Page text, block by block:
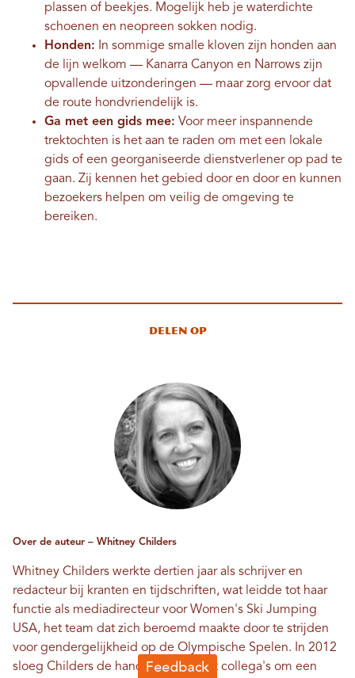
plassen of beekjes. Mogelijk heb je waterdichte
schoenen en neopreen sokken nodig.
Honden: In sommige smalle kloven zijn honden aan
de lijn welkom — Kanarra Canyon en Narrows zijn
opvallende uitzonderingen — maar zorg ervoor dat
de route hondvriendelijk is.
Ga met een gids mee: Voor meer inspannende
trektochten is het aan te raden om met een lokale
gids of een georganiseerde dienstverlener op pad te
gaan. Zij kennen het gebied door en door en kunnen
bezoekers helpen om veilig de omgeving te
bereiken.
Delen op
Over de auteur – Whitney Childers
Whitney Childers werkte dertien jaar als schrijver en
redacteur bij kranten en tijdschriften, wat leidde tot haar
functie als mediadirecteur voor Women's Ski Jumping
USA, het team dat zich beroemd maakte door te strijden
voor gendergelijkheid op de Olympische Spelen. In 2012
sloeg Childers de handen ineen met collega's om een ​​